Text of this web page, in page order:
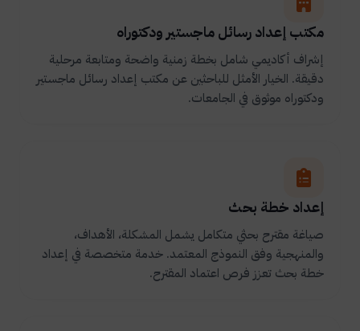
مكتب إعداد رسائل ماجستير ودكتوراه
إشراف أكاديمي شامل بخطة زمنية واضحة ومتابعة مرحلية
دقيقة. الخيار الأمثل للباحثين عن مكتب إعداد رسائل ماجستير
ودكتوراه موثوق في الجامعات.
إعداد خطة بحث
صياغة مقترح بحثي متكامل يشمل المشكلة، الأهداف،
والمنهجية وفق النموذج المعتمد. خدمة متخصصة في إعداد
خطة بحث تعزز فرص اعتماد المقترح.